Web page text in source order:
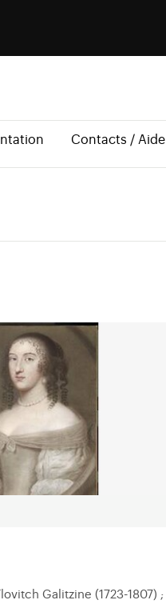
Contacts / Aide
Galitzine (1723-1807) ;